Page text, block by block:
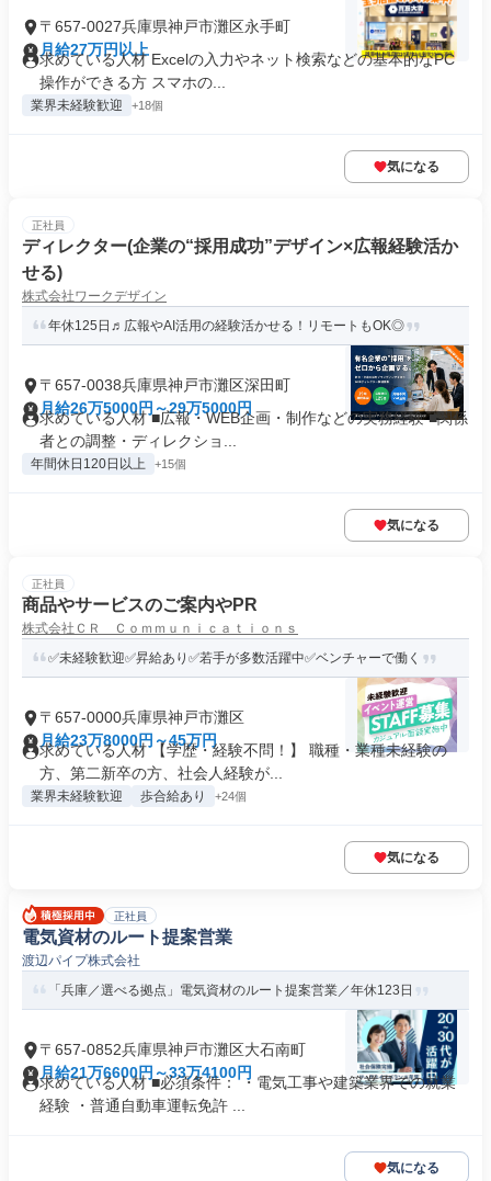
〒657-0027兵庫県神戸市灘区永手町
月給27万円以上
求めている人材 Excelの入力やネット検索などの基本的なPC
操作ができる方 スマホの...
業界未経験歓迎 +18個
気になる
正社員
ディレクター(企業の“採用成功”デザイン×広報経験活か
せる)
株式会社ワークデザイン
年休125日♬広報やAI活用の経験活かせる！リモートもOK◎
〒657-0038兵庫県神戸市灘区深田町
月給26万5000円～29万5000円
求めている人材 ■広報・WEB企画・制作などの実務経験 ■関係
者との調整・ディレクショ...
年間休日120日以上 +15個
気になる
正社員
商品やサービスのご案内やPR
株式会社ＣＲ Ｃｏｍｍｕｎｉｃａｔｉｏｎｓ
✅未経験歓迎✅昇給あり✅若手が多数活躍中✅ベンチャーで働く
〒657-0000兵庫県神戸市灘区
月給23万8000円～45万円
求めている人材 【学歴・経験不問！】 職種・業種未経験の
方、第二新卒の方、社会人経験が...
業界未経験歓迎 歩合給あり +24個
気になる
正社員
電気資材のルート提案営業
渡辺パイプ株式会社
「兵庫／選べる拠点」電気資材のルート提案営業／年休123日
〒657-0852兵庫県神戸市灘区大石南町
月給21万6600円～33万4100円
求めている人材 ■必須条件： ・電気工事や建築業界での就業
経験 ・普通自動車運転免許 ...
気になる